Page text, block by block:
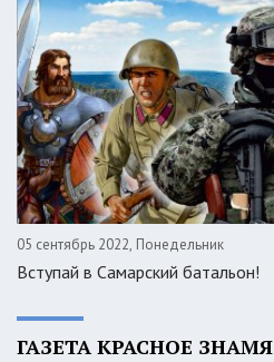
05 сентябрь 2022, Понедельник
Вступай в Самарский батальон!
ГАЗЕТА КРАСНОЕ ЗНАМЯ